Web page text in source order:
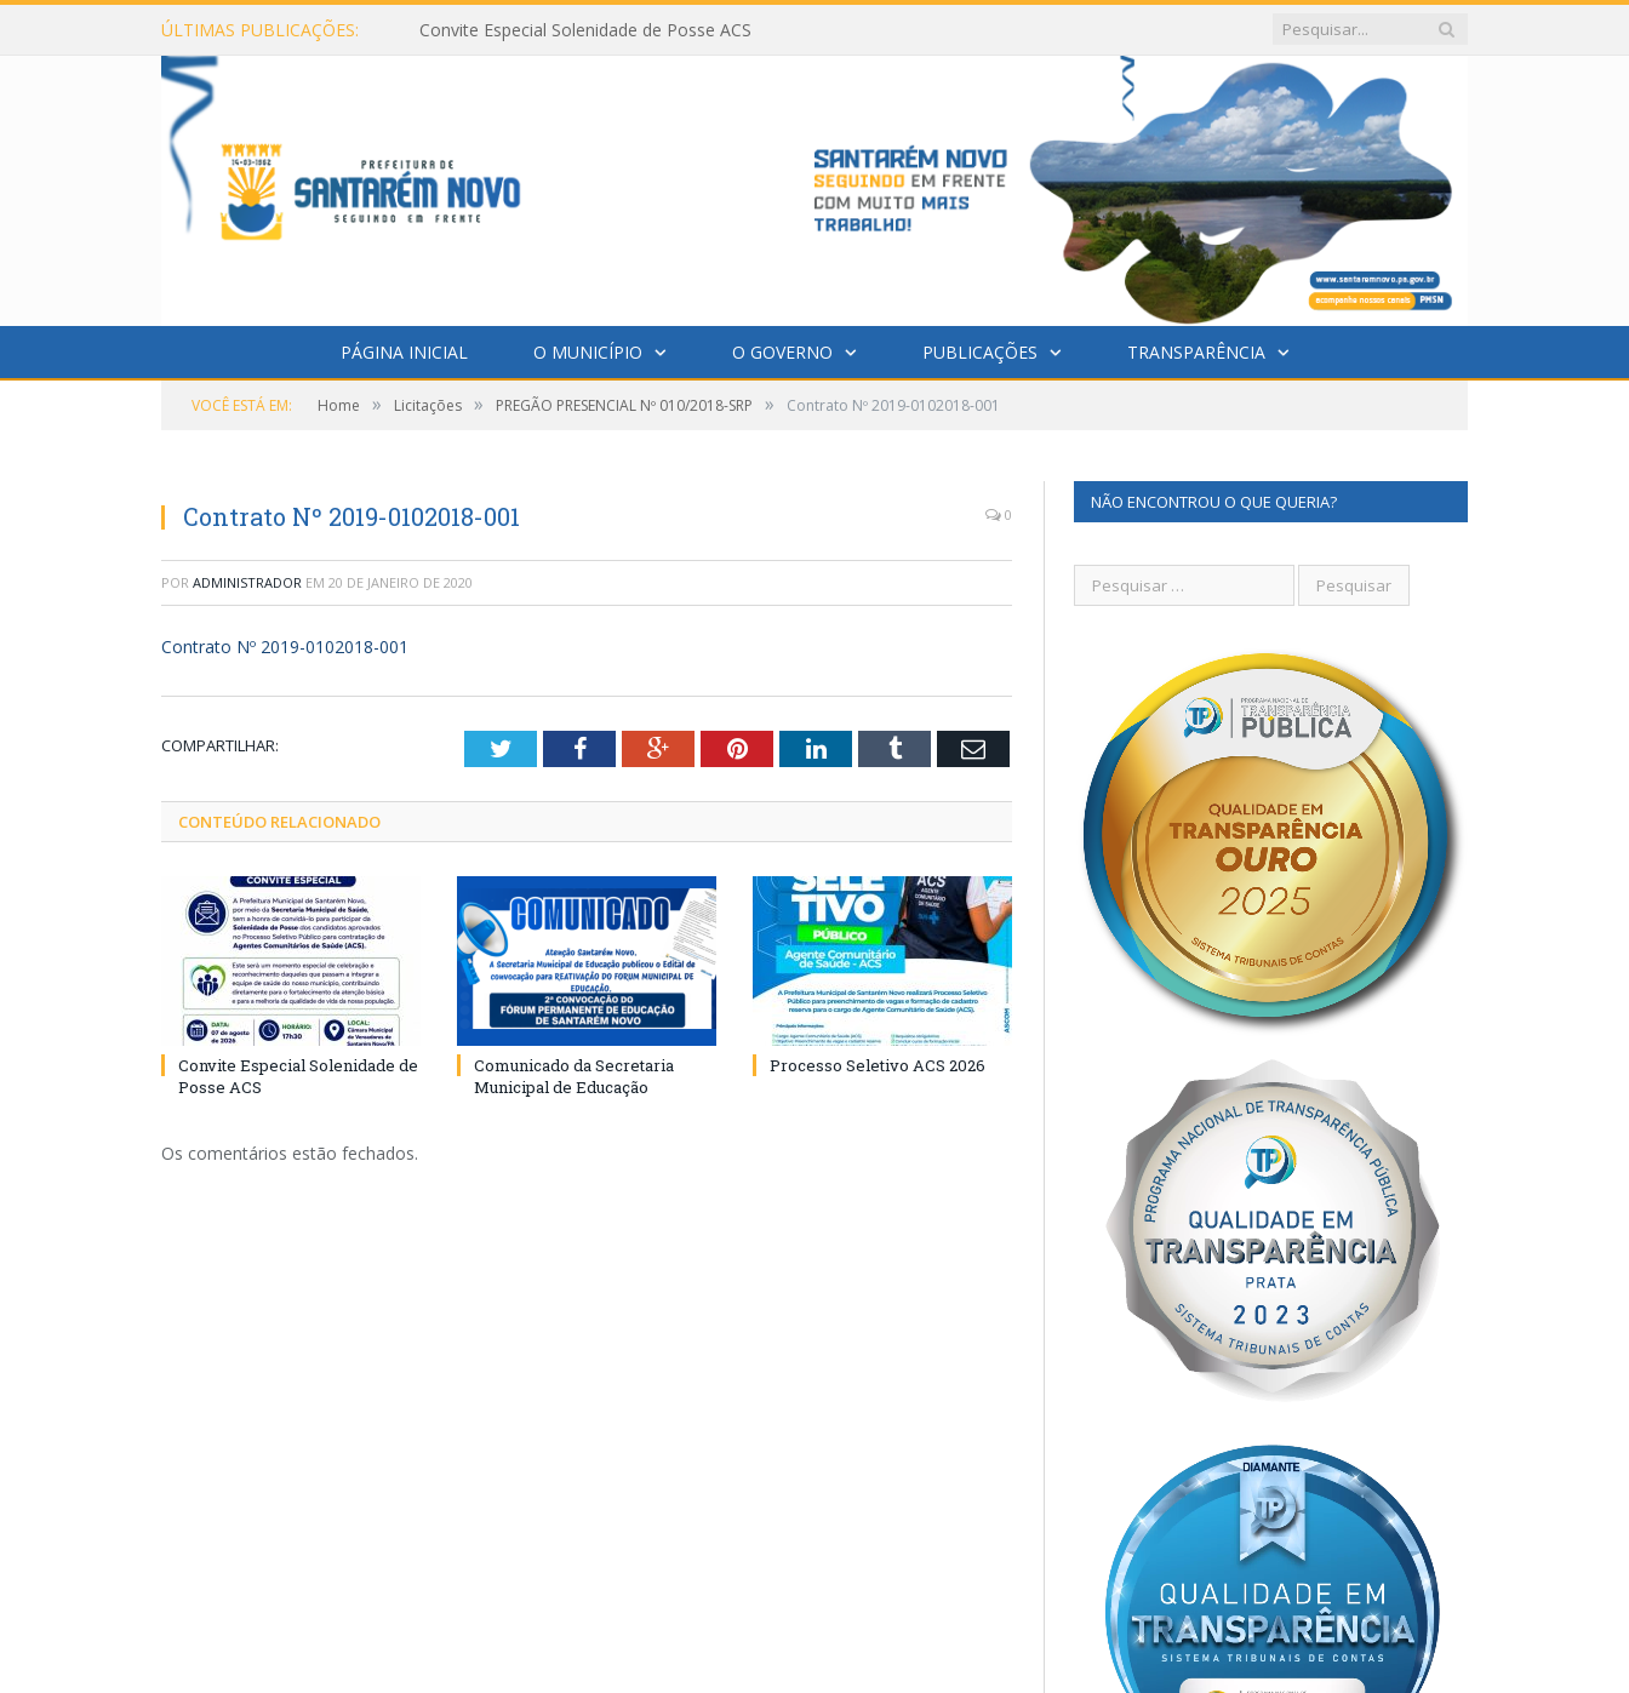
ÚLTIMAS PUBLICAÇÕES: Convite Especial Solenidade de Posse ACS
PÁGINA INICIAL O MUNICÍPIO O GOVERNO PUBLICAÇÕES TRANSPARÊNCIA
VOCÊ ESTÁ EM: Home » Licitações » PREGÃO PRESENCIAL Nº 010/2018-SRP » Contrato Nº 2019-0102018-001
Contrato Nº 2019-0102018-001 0
POR ADMINISTRADOR EM 20 DE JANEIRO DE 2020
Contrato Nº 2019-0102018-001
COMPARTILHAR: TwitterFacebookGoogle+PinterestLinkedInTumblr Email
CONTEÚDO RELACIONADO
Convite Especial Solenidade de
Posse ACS
Comunicado da Secretaria
Municipal de Educação
Processo Seletivo ACS 2026
Os comentários estão fechados.
NÃO ENCONTROU O QUE QUERIA?